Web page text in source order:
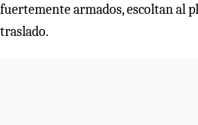
fuertemente armados, escoltan al
traslado.